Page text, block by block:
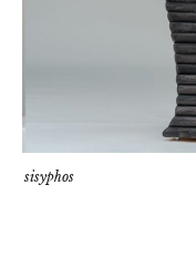
sisyphos